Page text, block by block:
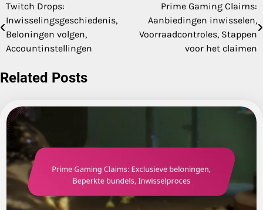
Post
navigation
Twitch Drops:
Inwisselingsgeschiedenis,
Beloningen volgen,
Accountinstellingen
Prime Gaming Claims:
Aanbiedingen inwisselen,
Voorraadcontroles, Stappen
voor het claimen
Related Posts